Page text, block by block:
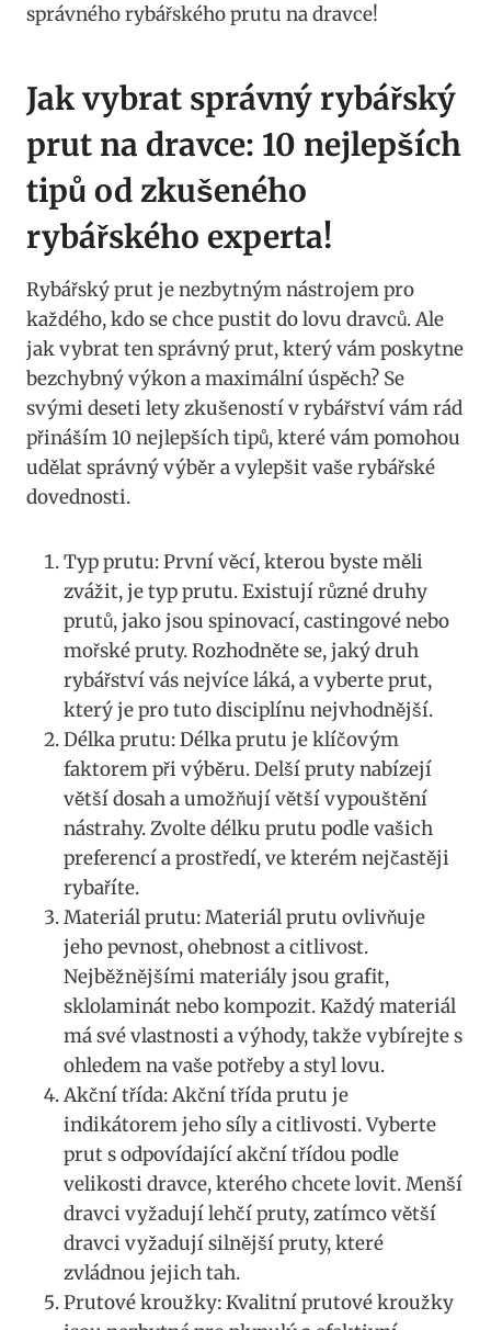
‌správného‌ rybářského prutu ​na dravce!
Jak vybrat správný ‍rybářský
‌prut na dravce: 10 nejlepších
tipů ⁢od ⁤zkušeného
rybářského ‍experta!
Rybářský prut⁣ je nezbytným nástrojem pro
každého, kdo se ‍chce pustit do⁢ lovu ⁢dravců.‍ Ale
jak ‍vybrat ten správný prut, který vám poskytne
bezchybný ⁢výkon a maximální ⁤úspěch? Se⁤
svými deseti lety zkušeností v⁣ rybářství⁢ vám ⁤rád
přináším ‌10 nejlepších tipů, ‍které​ vám pomohou
udělat správný výběr a vylepšit vaše rybářské
dovednosti.
Typ prutu:⁣ První⁣ věcí, kterou byste měli
zvážit, je typ ⁤prutu. Existují různé druhy
prutů, jako jsou ⁢spinovací, castingové nebo
mořské pruty. ​Rozhodněte ⁣se, jaký druh
rybářství vás nejvíce láká, ‌a ‌vyberte prut,
který je pro ⁣tuto disciplínu nejvhodnější.
Délka prutu: Délka prutu je klíčovým⁤
faktorem⁢ při ‌výběru. Delší pruty ⁤nabízejí‌
větší dosah⁤ a umožňují větší vypouštění
nástrahy. Zvolte ⁢délku prutu ⁢podle vašich
preferencí a prostředí, ve ⁣kterém nejčastěji​
rybaříte.
Materiál prutu:‌ Materiál prutu ovlivňuje
jeho pevnost, ohebnost⁤ a citlivost.
Nejběžnějšími materiály jsou grafit,‍
sklolaminát nebo kompozit. Každý‍ materiál
má své vlastnosti a‌ výhody, takže vybírejte s
ohledem​ na ⁤vaše‍ potřeby a​ styl lovu.
Akční třída: Akční třída prutu ⁤je
indikátorem jeho síly ‍a citlivosti.​ Vyberte
⁤prut s odpovídající akční třídou podle
velikosti dravce, kterého chcete ‍lovit. Menší
dravci​ vyžadují lehčí pruty, zatímco ⁢větší
dravci vyžadují ‍silnější‌ pruty, které
zvládnou jejich tah.
Prutové kroužky: Kvalitní prutové ‍kroužky